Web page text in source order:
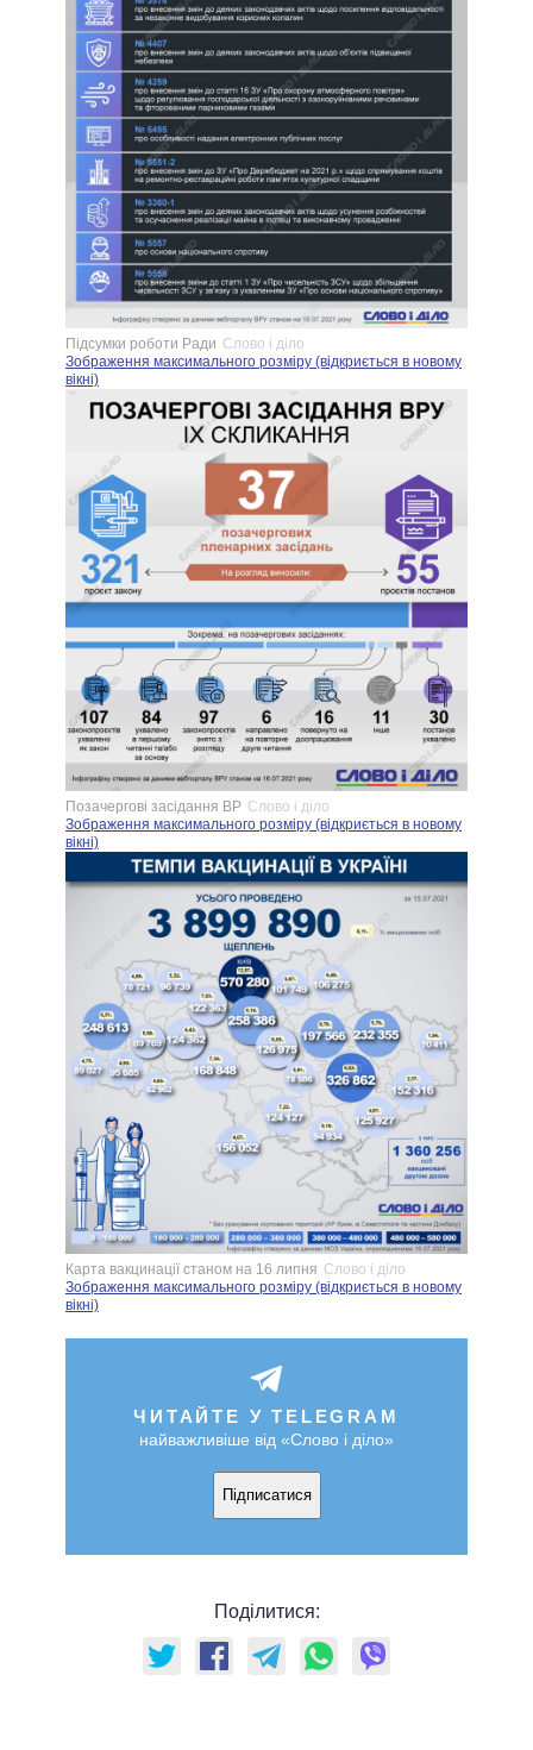
Підсумки роботи Ради Слово і діло
Зображення максимального розміру (відкриється в новому
вікні)
Позачергові засідання ВР Слово і діло
Зображення максимального розміру (відкриється в новому
вікні)
Карта вакцинації станом на 16 липня Слово і діло
Зображення максимального розміру (відкриється в новому
вікні)
ЧИТАЙТЕ У TELEGRAM
найважливіше від «Слово і діло»
Підписатися
Поділитися: